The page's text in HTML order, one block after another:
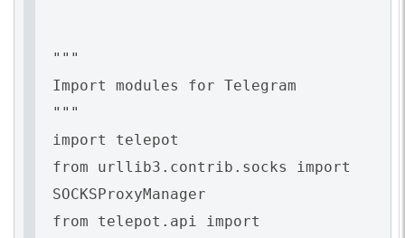
"""
Import modules for Telegram
"""
import telepot
from urllib3.contrib.socks import
SOCKSProxyManager
from telepot.api import